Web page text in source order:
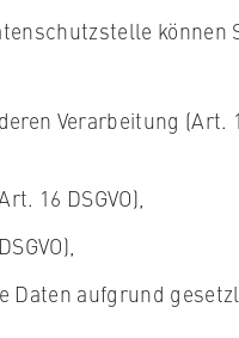
können
Verarbeitung (Art.
16 DSGVO),
Daten aufgrund